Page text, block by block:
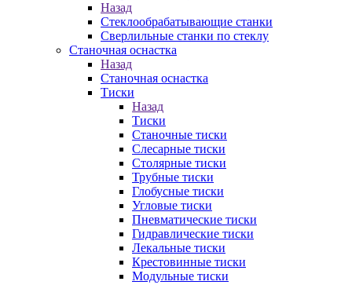
Назад
Стеклообрабатывающие станки
Сверлильные станки по стеклу
Станочная оснастка
Назад
Станочная оснастка
Тиски
Назад
Тиски
Станочные тиски
Слесарные тиски
Столярные тиски
Трубные тиски
Глобусные тиски
Угловые тиски
Пневматические тиски
Гидравлические тиски
Лекальные тиски
Крестовинные тиски
Модульные тиски